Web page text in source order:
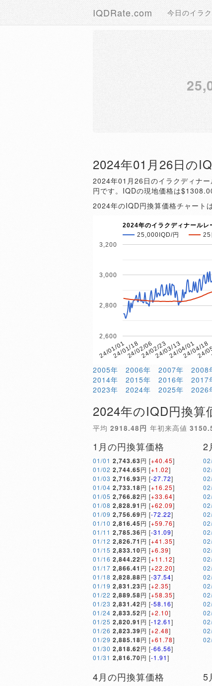
IQDRate.com 今日のイラ
2024年01月26日の
2024年01月26日のイラクディナ
円です。IQDの現地価格は
2024年のIQD円換算価格チャート
2024年のイラクディナールレ
25,000IQD/円
25
24/01/0124/01/1824/02/0624/02/2324/03/1324/04/0124/04/18
24/
2,600
2,800
3,000
3,200
2005年 2006年 2007年 2008
2014年
2015年 2016年 2017
2023年
2024年 2025年 2026
2024年のIQD円換算
平均 2918.48円 年初来高値
1月の円換算価格
01/01 2,743.63円 [+40.45]
01/02 2,744.65円 [+1.02]
01/03 2,716.93円 [-27.72]
01/04 2,733.18円 [+16.25]
01/05 2,766.82円 [+33.64]
01/08 2,828.91 円 [+62.09]
01/09 2,756.69円 [-72.22]
01/10 2,816.45円 [+59.76]
01/11 2,785.36円 [-31.09]
01/12 2,826.71 円 [+41.35]
01/15 2,833.10円 [+6.39]
01/16 2,844.22円 [+11.12]
01/17 2,866.41 円 [+22.20]
01/18 2,828.88円 [-37.54]
01/19 2,831.23円 [+2.35]
01/22 2,889.58円 [+58.35]
01/23 2,831.42円 [-58.16]
01/24 2,833.52円 [+2.10]
01/25 2,820.91 円 [-12.61]
01/26 2,823.39円 [+2.48]
01/29 2,885.18円 [+61.78]
01/30 2,818.62円 [-66.56]
01/31 2,816.70円 [-1.91]
2
4月の円換算価格 5